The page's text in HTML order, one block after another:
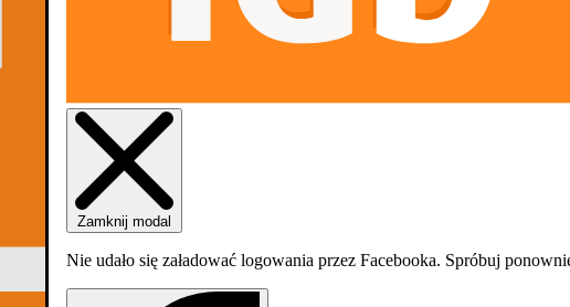
Zamknij modal
Nie udało się załadować logowania przez Facebooka. Spróbuj